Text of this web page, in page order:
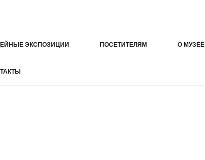
ЭКСПОЗИЦИИ ПОСЕТИТЕЛЯМ О МУЗЕЕ